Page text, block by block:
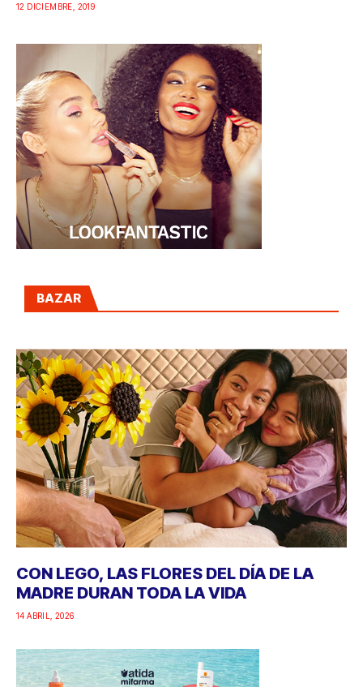
12 DICIEMBRE, 2019
BAZAR
CON LEGO, LAS FLORES DEL DÍA DE LA
MADRE DURAN TODA LA VIDA
14 ABRIL, 2026